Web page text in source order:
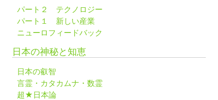
パート２ テクノロジー
パート１ 新しい産業
ニューロフィードバック
日本の神秘と知恵
日本の叡智
言霊・カタカムナ・数霊
超★日本論